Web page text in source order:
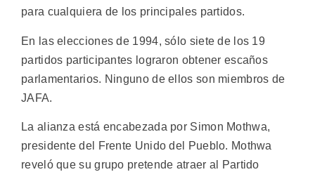
para cualquiera de los principales partidos.
En las elecciones de 1994, sólo siete de los 19
partidos participantes lograron obtener escaños
parlamentarios. Ninguno de ellos son miembros de
JAFA.
La alianza está encabezada por Simon Mothwa,
presidente del Frente Unido del Pueblo. Mothwa
reveló que su grupo pretende atraer al Partido